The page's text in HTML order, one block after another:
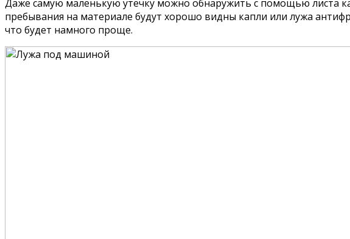
Даже самую маленькую утечку можно обнаружить с помощью листа
пребывания на материале будут хорошо видны капли или лужа
что будет намного проще.